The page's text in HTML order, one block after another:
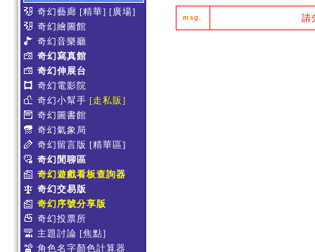
奇幻藝廊 [精華] [廣場]
奇幻繪圖館
奇幻音樂廳
奇幻寫真館
奇幻伸展台
奇幻電影院
奇幻小幫手 [走私販]
奇幻圖書館
奇幻氣象局
奇幻留言版 [精華區]
奇幻閒聊區
奇幻遊戲看板查詢器
奇幻交易版
奇幻序號分享版
奇幻投票所
主題討論 [焦點]
角色名字顏色計算器
msg. 請